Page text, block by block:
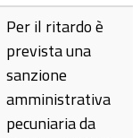
Per il ritardo è
prevista una
sanzione
amministrativa
pecuniaria da